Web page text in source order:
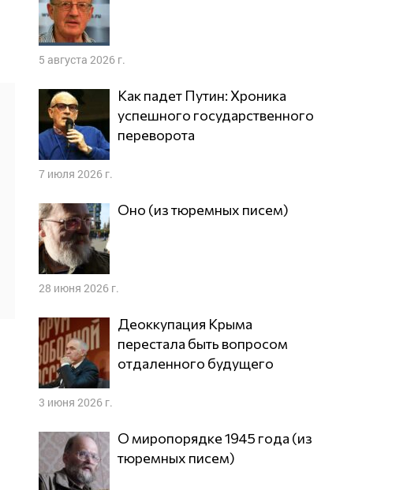
5 августа 2026 г.
Как падет Путин: Хроника
успешного государственного
переворота
7 июля 2026 г.
Оно (из тюремных писем)
28 июня 2026 г.
Деоккупация Крыма
перестала быть вопросом
отдаленного будущего
3 июня 2026 г.
О миропорядке 1945 года (из
тюремных писем)